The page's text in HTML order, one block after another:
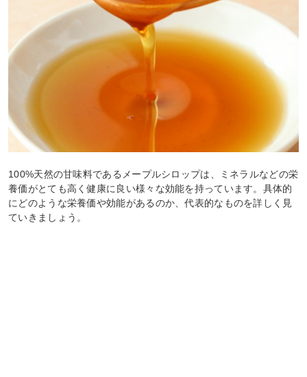
100%天然の甘味料であるメープルシロップは、ミネラルなどの栄
養価がとても高く健康に良い様々な効能を持っています。具体的
にどのような栄養価や効能があるのか、代表的なものを詳しく見
ていきましょう。